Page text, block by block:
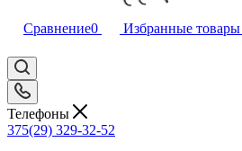
Сравнение0 Избранные товары
Телефоны
375(29) 329-32-52